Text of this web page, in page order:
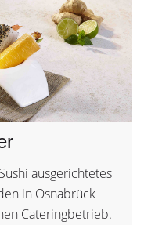
ausgerichtetes
in Osnabrück
Cateringbetrieb.